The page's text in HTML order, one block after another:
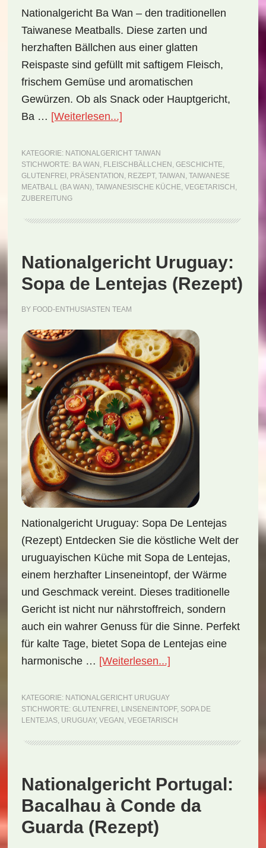
Nationalgericht Ba Wan – den traditionellen
Taiwanese Meatballs. Diese zarten und
herzhaften Bällchen aus einer glatten
Reispaste sind gefüllt mit saftigem Fleisch,
frischem Gemüse und aromatischen
Gewürzen. Ob als Snack oder Hauptgericht,
Ba … [Weiterlesen...]ÜberNationalgericht
Taiwanese
Meatball
(Ba
(Rezept)
KATEGORIE: NATIONALGERICHT TAIWAN
STICHWORTE: BA WAN , FLEISCHBÄLLCHEN , GESCHICHTE,
GLUTENFREI , PRÄSENTATION , REZEPT, TAIWAN , TAIWANESE
MEATBALL (BA WAN), TAIWANESISCHE KÜCHE, VEGETARISCH ,
ZUBEREITUNG
Nationalgericht Uruguay:
Sopa de Lentejas (Rezept)
BY FOOD-ENTHUSIASTEN TEAM
Nationalgericht Uruguay: Sopa De Lentejas
(Rezept) Entdecken Sie die köstliche Welt der
uruguayischen Küche mit Sopa de Lentejas,
einem herzhafter Linseneintopf, der Wärme
und Geschmack vereint. Dieses traditionelle
Gericht ist nicht nur nährstoffreich, sondern
auch ein wahrer Genuss für die Sinne. Perfekt
für kalte Tage, bietet Sopa de Lentejas eine
harmonische … [Weiterlesen...]ÜberNationalgericht
Sopa
de
(Rezept)
KATEGORIE: NATIONALGERICHT URUGUAY
STICHWORTE: GLUTENFREI , LINSENEINTOPF, SOPA DE
LENTEJAS, URUGUAY, VEGAN , VEGETARISCH
Nationalgericht Portugal:
Bacalhau à Conde da
Guarda (Rezept)